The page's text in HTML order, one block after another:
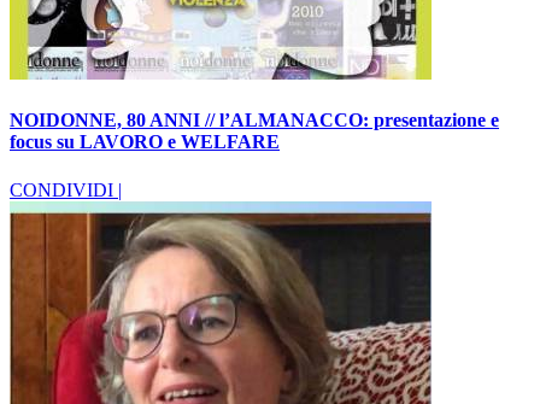
NOIDONNE, 80 ANNI // l’ALMANACCO: presentazione e
focus su LAVORO e WELFARE
CONDIVIDI |